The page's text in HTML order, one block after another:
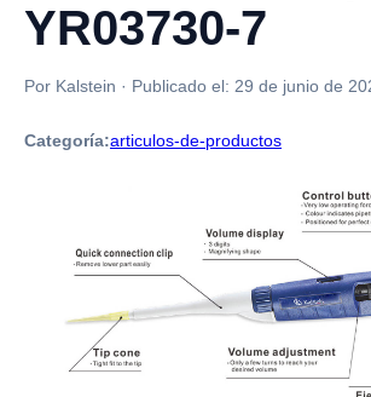
YR03730-7
Por Kalstein · Publicado el: 29 de junio de
Categoría:articulos-de-productos